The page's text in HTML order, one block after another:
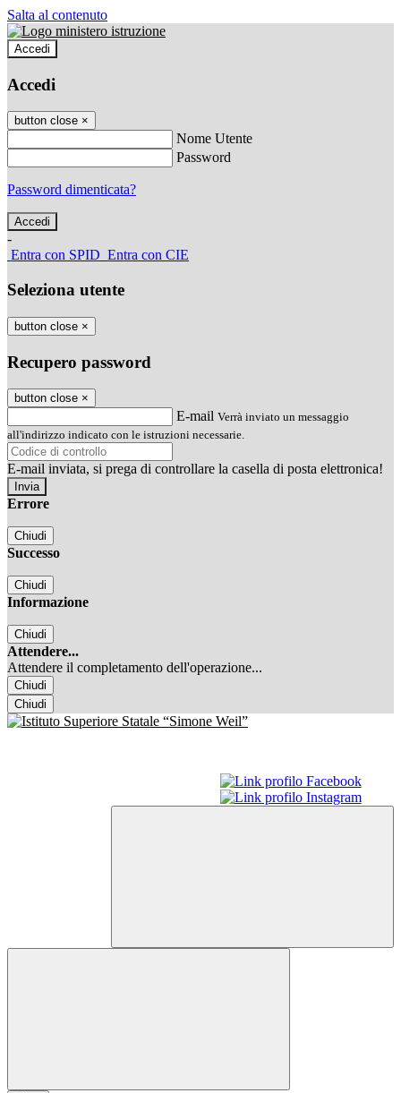
Salta al contenuto
Accedi
Accedi
button close ×
Nome Utente
Password
Password dimenticata?
-
Entra con SPID Entra con CIE
Seleziona utente
button close ×
Recupero password
button close ×
E-mail Verrà inviato un messaggio
all'indirizzo indicato con le istruzioni necessarie.
E-mail inviata, si prega di controllare la casella di posta elettronica!
Errore
Chiudi
Successo
Chiudi
Informazione
Chiudi
Attendere...
Attendere il completamento dell'operazione...
Chiudi
Chiudi